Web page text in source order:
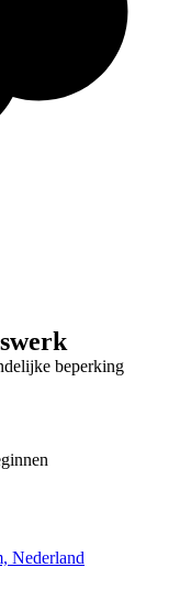
beperking
Nederland